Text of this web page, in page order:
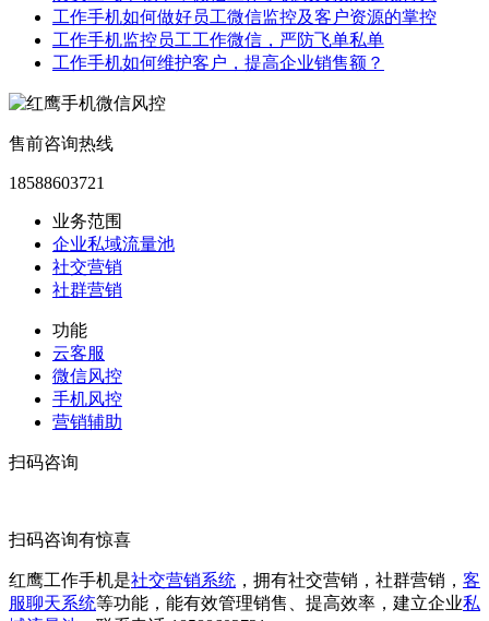
工作手机如何做好员工微信监控及客户资源的掌控
工作手机监控员工工作微信，严防飞单私单
工作手机如何维护客户，提高企业销售额？
售前咨询热线
18588603721
业务范围
企业私域流量池
社交营销
社群营销
功能
云客服
微信风控
手机风控
营销辅助
扫码咨询
扫码咨询有惊喜
红鹰工作手机是社交营销系统 ，拥有社交营销，社群营销， 客
服聊天系统等功能，能有效管理销售、提高效率，建立企业私